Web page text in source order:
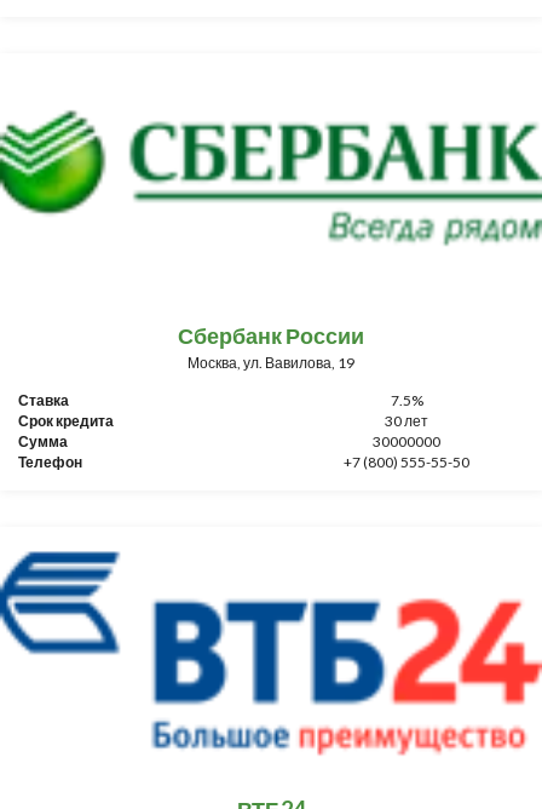
Сбербанк России
Москва, ул. Вавилова, 19
Ставка
7.5%
Срок кредита
30 лет
Сумма
30000000
Телефон
+7 (800) 555-55-50